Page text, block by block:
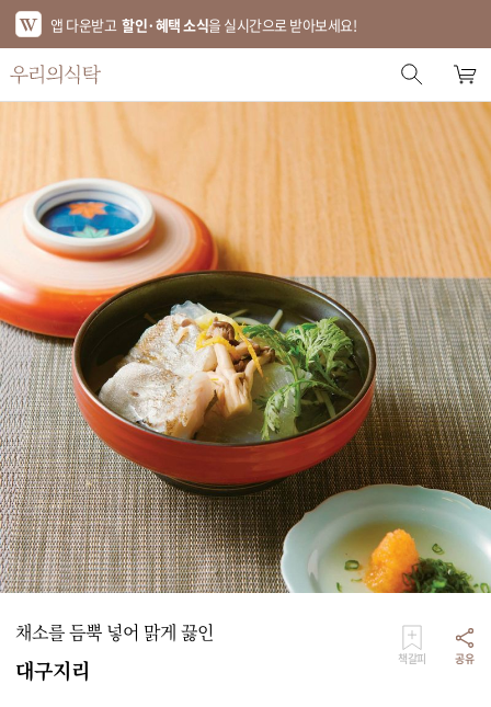
앱 다운받고 할인·혜택 소식을 실시간으로 받아보세요!
에디터 추천
베스트
신상품
기획전
브랜드
푸드
키친
리빙
가전
채소를 듬뿍 넣어 맑게 끓인
대구지리 책갈피 공유